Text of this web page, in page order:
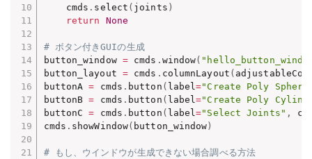
    cmds
. select ( joints )
return
None
# ボタン付きGUIの生成
button_window = cmds . window(
button_layout = cmds . columnLayout (
buttonA = cmds . button ( label="Create Poly
buttonB = cmds . button ( label="Create Poly
buttonC = cmds . button ( label="Select Joints" ,
cmds . showWindow( button_window )
# もし、ウインドウが生成できない場合調べる方法